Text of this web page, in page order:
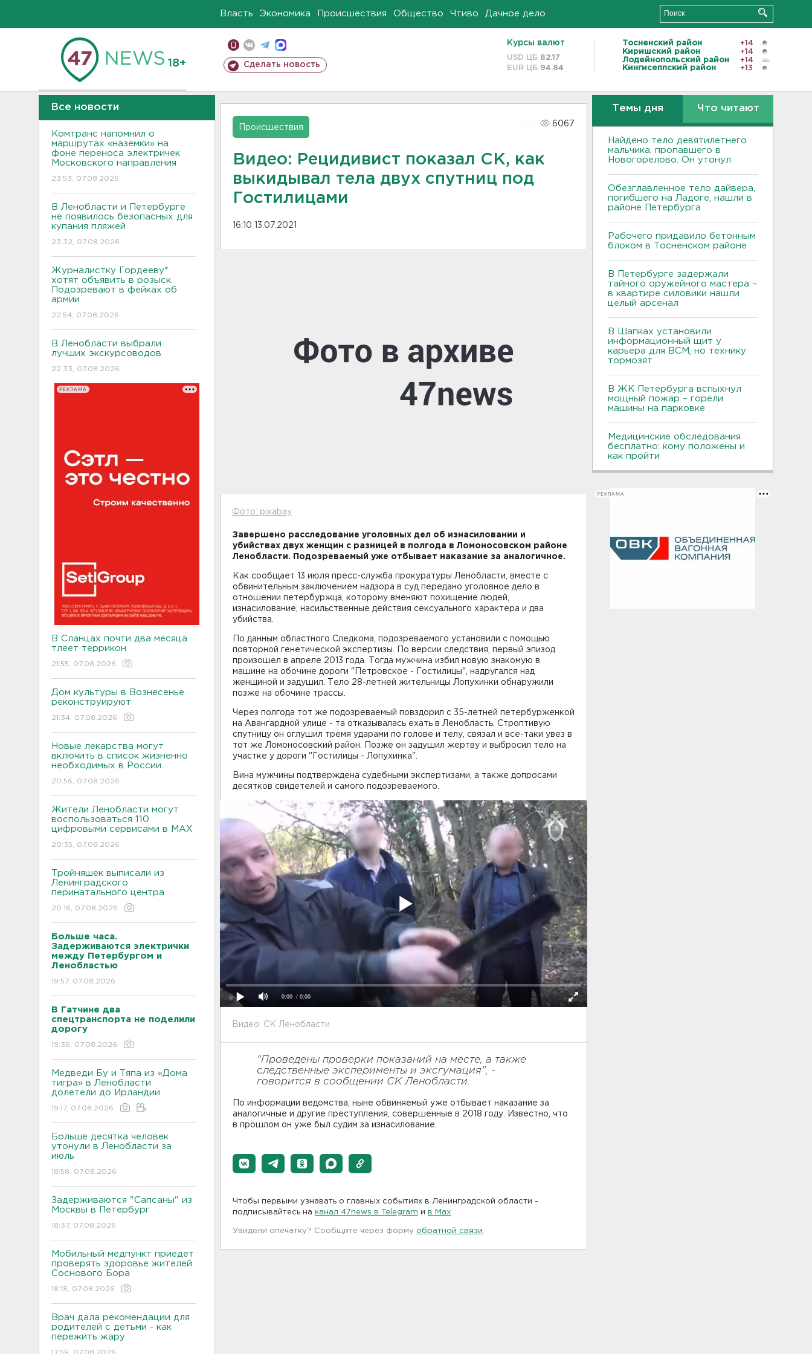
Власть Экономика Происшествия Общество Чтиво Дачное дело
18+ Сделать новость
Курсы валют
USD ЦБ 82.17
EUR ЦБ 94.84
Тосненский район
+14
Киришский район
+14
Лодейнопольский район
+14
Кингисеппский район
+13
Все новости
Комтранс напомнил о
маршрутах «наземки» на
фоне переноса электричек
Московского направления
23:53, 07.08.2026
В Ленобласти и Петербурге
не появилось безопасных для
купания пляжей
23:32, 07.08.2026
Журналистку Гордееву*
хотят объявить в розыск.
Подозревают в фейках об
армии
22:54, 07.08.2026
В Ленобласти выбрали
лучших экскурсоводов
22:33, 07.08.2026
РЕКЛАМА
В Сланцах почти два месяца
тлеет террикон
21:55, 07.08.2026
Дом культуры в Вознесенье
реконструируют
21:34, 07.08.2026
Новые лекарства могут
включить в список жизненно
необходимых в России
20:56, 07.08.2026
Жители Ленобласти могут
воспользоваться 110
цифровыми сервисами в МАХ
20:35, 07.08.2026
Тройняшек выписали из
Ленинградского
перинатального центра
20:16, 07.08.2026
Больше часа.
Задерживаются электрички
между Петербургом и
Ленобластью
19:57, 07.08.2026
В Гатчине два
спецтранспорта не поделили
дорогу
19:36, 07.08.2026
Медведи Бу и Тяпа из «Дома
тигра» в Ленобласти
долетели до Ирландии
19:17, 07.08.2026
Больше десятка человек
утонули в Ленобласти за
июль
18:58, 07.08.2026
Задерживаются "Сапсаны" из
Москвы в Петербург
18:37, 07.08.2026
Мобильный медпункт приедет
проверять здоровье жителей
Соснового Бора
18:18, 07.08.2026
Врач дала рекомендации для
родителей с детьми - как
пережить жару
17:59, 07.08.2026
Происшествия
6067
Видео: Рецидивист показал СК, как
выкидывал тела двух спутниц под
Гостилицами
16:10 13.07.2021
Фото: pixabay
Завершено расследование уголовных дел об изнасиловании и
убийствах двух женщин с разницей в полгода в Ломоносовском районе
Ленобласти. Подозреваемый уже отбывает наказание за аналогичное.
Как сообщает 13 июля пресс-служба прокуратуры Ленобласти, вместе с
обвинительным заключением надзора в суд передано уголовное дело в
отношении петербуржца, которому вменяют похищение людей,
изнасилование, насильственные действия сексуального характера и два
убийства.
По данным областного Следкома, подозреваемого установили с помощью
повторной генетической экспертизы. По версии следствия, первый эпизод
произошел в апреле 2013 года. Тогда мужчина избил новую знакомую в
машине на обочине дороги "Петровское - Гостилицы", надругался над
женщиной и задушил. Тело 28-летней жительницы Лопухинки обнаружили
позже на обочине трассы.
Через полгода тот же подозреваемый повздорил с 35-летней петербурженкой
на Авангардной улице - та отказывалась ехать в Ленобласть. Строптивую
спутницу он оглушил тремя ударами по голове и телу, связал и все-таки увез в
тот же Ломоносовский район. Позже он задушил жертву и выбросил тело на
участке у дороги "Гостилицы - Лопухинка".
Вина мужчины подтверждена судебными экспертизами, а также допросами
десятков свидетелей и самого подозреваемого.
0:00 / 0:00
Видео: СК Ленобласти
"Проведены проверки показаний на месте, а также
следственные эксперименты и эксгумация", -
говорится в сообщении СК Ленобласти.
По информации ведомства, ныне обвиняемый уже отбывает наказание за
аналогичные и другие преступления, совершенные в 2018 году. Известно, что
в прошлом он уже был судим за изнасилование.
Чтобы первыми узнавать о главных событиях в Ленинградской области -
подписывайтесь на канал 47news в Telegram и в Maх
Увидели опечатку? Сообщите через форму обратной связи
Темы дня Что читают
Найдено тело девятилетнего
мальчика, пропавшего в
Новогорелово. Он утонул
Обезглавленное тело дайвера,
погибшего на Ладоге, нашли в
районе Петербурга
Рабочего придавило бетонным
блоком в Тосненском районе
В Петербурге задержали
тайного оружейного мастера –
в квартире силовики нашли
целый арсенал
В Шапках установили
информационный щит у
карьера для ВСМ, но технику
тормозят
В ЖК Петербурга вспыхнул
мощный пожар – горели
машины на парковке
Медицинские обследования
бесплатно: кому положены и
как пройти
РЕКЛАМА